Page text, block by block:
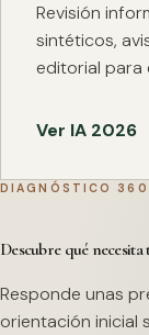
Revisión
sintéticos,
editorial para
Ver IA 2026
DIAGNÓSTICO 360
Descubre qué
Responde unas
orientación inicial